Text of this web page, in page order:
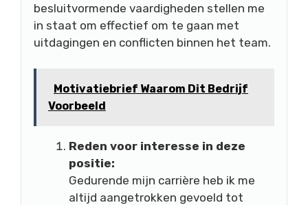
besluitvormende vaardigheden stellen me
in staat om effectief om te gaan met
uitdagingen en conflicten binnen het team.
Motivatiebrief Waarom Dit Bedrijf
Voorbeeld
Reden voor interesse in deze
positie:
Gedurende mijn carrière heb ik me
altijd aangetrokken gevoeld tot